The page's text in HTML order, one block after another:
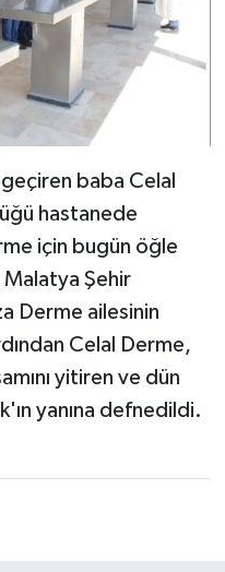
baba Celal
hastanede
için bugün öğle
Malatya Şehir
Derme ailesinin
Celal Derme,
yitiren ve dün
yanına defnedildi.